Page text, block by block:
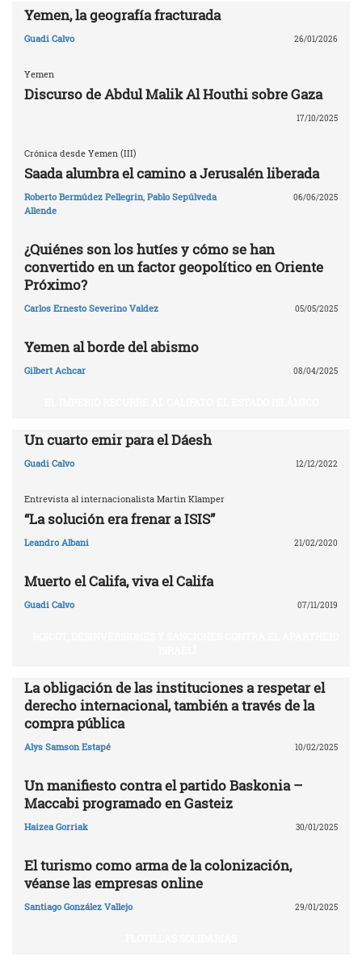
Yemen, la geografía fracturada
Guadi Calvo 26/01/2026
Yemen
Discurso de Abdul Malik Al Houthi sobre Gaza
17/10/2025
Crónica desde Yemen (III)
Saada alumbra el camino a Jerusalén liberada
Roberto Bermúdez Pellegrin, Pablo Sepúlveda
Allende
06/06/2025
¿Quiénes son los hutíes y cómo se han
convertido en un factor geopolítico en Oriente
Próximo?
Carlos Ernesto Severino Valdez 05/05/2025
Yemen al borde del abismo
Gilbert Achcar 08/04/2025
Un cuarto emir para el Dáesh
Guadi Calvo 12/12/2022
Entrevista al internacionalista Martin Klamper
“La solución era frenar a ISIS”
Leandro Albani 21/02/2020
Muerto el Califa, viva el Califa
Guadi Calvo 07/11/2019
La obligación de las instituciones a respetar el
derecho internacional, también a través de la
compra pública
Alys Samson Estapé 10/02/2025
Un manifiesto contra el partido Baskonia –
Maccabi programado en Gasteiz
Haizea Gorriak 30/01/2025
El turismo como arma de la colonización,
véanse las empresas online
Santiago González Vallejo 29/01/2025